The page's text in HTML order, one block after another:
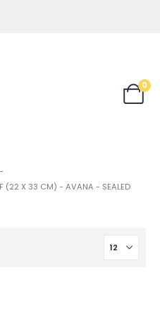
0
F (22 X 33 CM) - AVANA - SEALED